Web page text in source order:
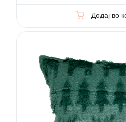
Додај во